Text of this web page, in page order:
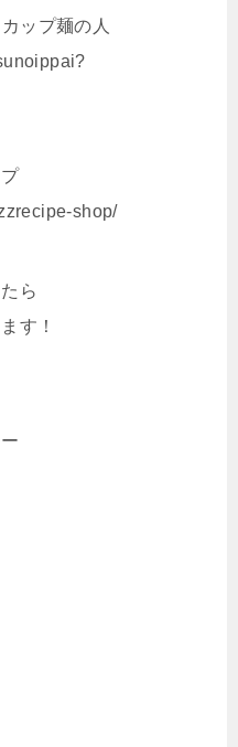
ップ麺の人
shop/
ら
す！